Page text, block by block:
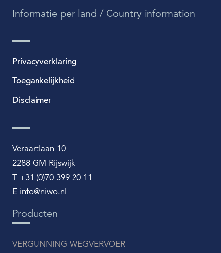
Informatie per land / Country information
Privacyverklaring
Toegankelijkheid
Disclaimer
Veraartlaan 10
2288 GM Rijswijk
T +31 (0)70 399 20 11
E info@niwo.nl
Producten
VERGUNNING WEGVERVOER